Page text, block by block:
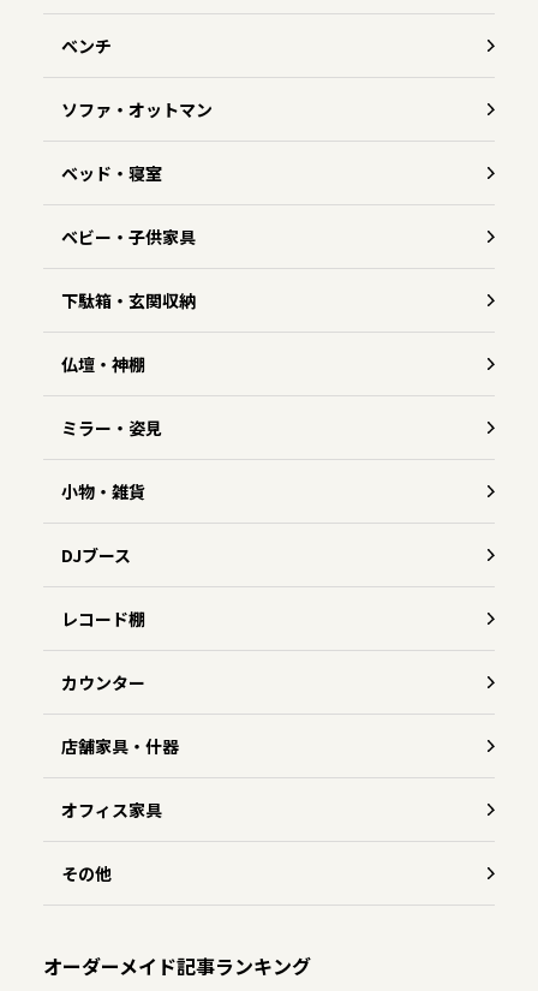
ベンチ
ソファ・オットマン
ベッド・寝室
ベビー・子供家具
下駄箱・玄関収納
仏壇・神棚
ミラー・姿見
小物・雑貨
DJブース
レコード棚
カウンター
店舗家具・什器
オフィス家具
その他
オーダーメイド記事ランキング